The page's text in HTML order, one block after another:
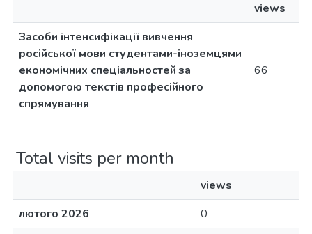
views
Засоби інтенсифікації вивчення
російської мови студентами-іноземцями
економічних спеціальностей за
допомогою текстів професійного
спрямування
66
Total visits per month
views
лютого 2026
0